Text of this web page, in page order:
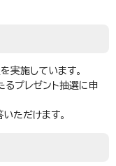
実施しています。
るプレゼント抽選に申
ただけます。